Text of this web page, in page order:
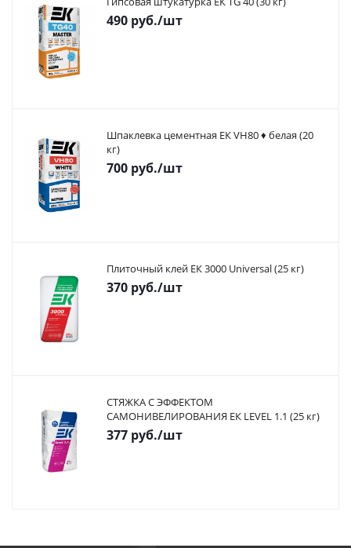
490 руб./шт
Шпаклевка цементная ЕК VH80 ♦ белая (20
кг)
700 руб./шт
Плиточный клей ЕК 3000 Universal (25 кг)
370 руб./шт
СТЯЖКА С ЭФФЕКТОМ
САМОНИВЕЛИРОВАНИЯ ЕК LEVEL 1.1 (25 кг)
377 руб./шт